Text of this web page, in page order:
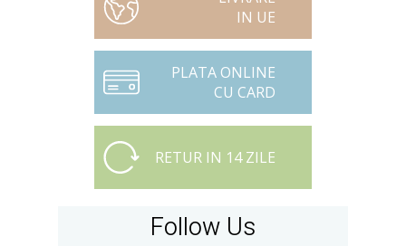
IN UE
PLATA ONLINE
CU CARD
RETUR IN 14 ZILE
Follow Us